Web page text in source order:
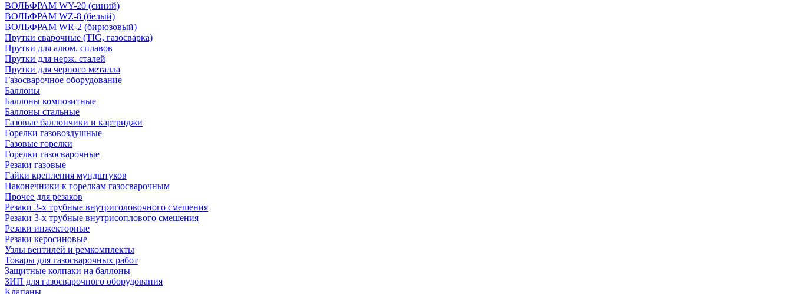
ВОЛЬФРАМ WY-20 (синий)
ВОЛЬФРАМ WZ-8 (белый)
ВОЛЬФРАМ WR-2 (бирюзовый)
Прутки сварочные (TIG, газосварка)
Прутки для алюм. сплавов
Прутки для нерж. сталей
Прутки для черного металла
Газосварочное оборудование
Баллоны
Баллоны композитные
Баллоны стальные
Газовые баллончики и картриджи
Горелки газовоздушные
Газовые горелки
Горелки газосварочные
Резаки газовые
Гайки крепления мундштуков
Наконечники к горелкам газосварочным
Прочее для резаков
Резаки 3-х трубные внутриголовочного смешения
Резаки 3-х трубные внутрисоплового смешения
Резаки инжекторные
Резаки керосиновые
Узлы вентилей и ремкомплекты
Товары для газосварочных работ
Защитные колпаки на баллоны
ЗИП для газосварочного оборудования
Клапаны